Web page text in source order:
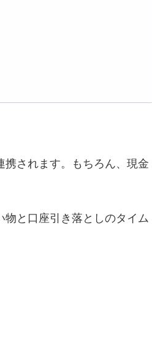
されます。もちろん、現金
と口座引き落としのタイム